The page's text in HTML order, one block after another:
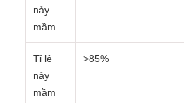
nảy
mầm
Tỉ lệ
nảy
mầm
>85%